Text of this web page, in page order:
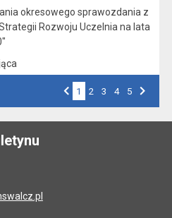
okresowego sprawozdania z
Rozwoju Uczelnia na lata
1 2 3 4 5